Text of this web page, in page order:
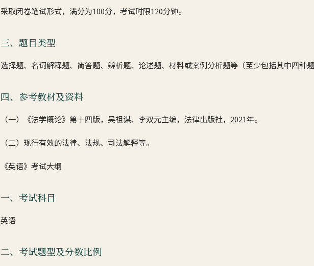
采取闭卷笔试形式，满分为100分，考试时限120分钟。
三、题目类型
选择题、名词解释题、简答题、辨析题、论述题、材料或案例分析题等（至少包括其中四种题
四、参考教材及资料
（一）《法学概论》第十四版，吴祖谋、李双元主编，法律出版社，2021年。
（二）现行有效的法律、法规、司法解释等。
《英语》考试大纲
一、考试科目
英语
二、考试题型及分数比例